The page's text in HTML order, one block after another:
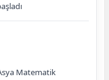
Matematik